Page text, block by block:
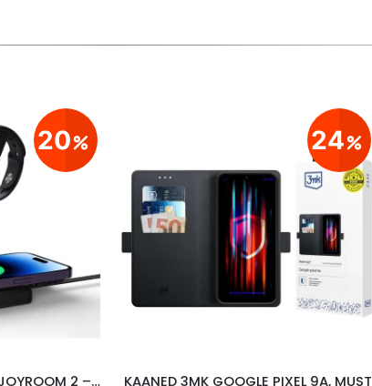
20
JUHTMEVABA LAADIJA JOYROOM 2 – IN- 1, 15W MAGSAFE, MUST
24
KAANED 3MK GOOGLE PIXEL 9A, MUST